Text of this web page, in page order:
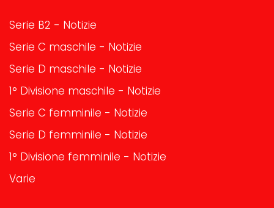
Serie B2 - Notizie
Serie C maschile - Notizie
Serie D maschile - Notizie
1° Divisione maschile - Notizie
Serie C femminile - Notizie
Serie D femminile - Notizie
1° Divisione femminile - Notizie
Varie